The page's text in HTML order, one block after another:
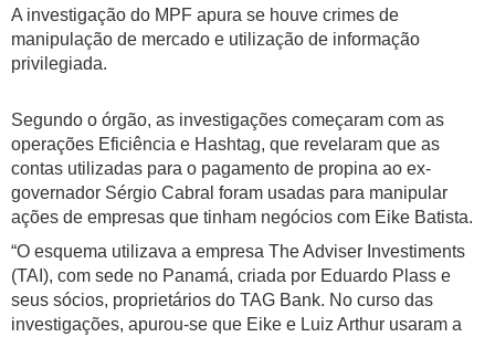
A investigação do MPF apura se houve crimes de
manipulação de mercado e utilização de informação
privilegiada.
Segundo o órgão, as investigações começaram com as
operações Eficiência e Hashtag, que revelaram que as
contas utilizadas para o pagamento de propina ao ex-
governador Sérgio Cabral foram usadas para manipular
ações de empresas que tinham negócios com Eike Batista.
“O esquema utilizava a empresa The Adviser Investiments
(TAI), com sede no Panamá, criada por Eduardo Plass e
seus sócios, proprietários do TAG Bank. No curso das
investigações, apurou-se que Eike e Luiz Arthur usaram a